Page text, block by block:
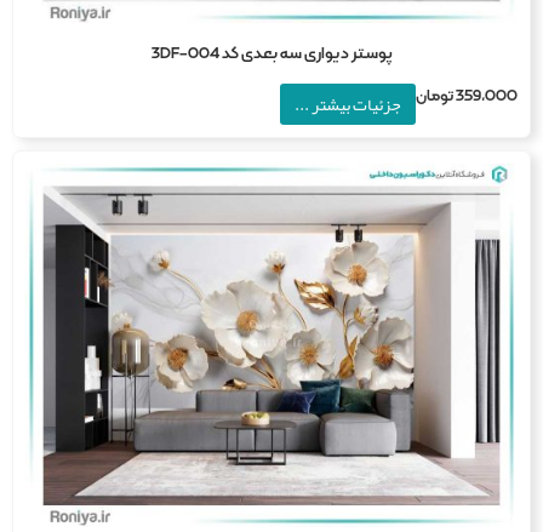
پوستر دیواری سه بعدی کد 3DF-004
تومان جزئیات بیشتر ...